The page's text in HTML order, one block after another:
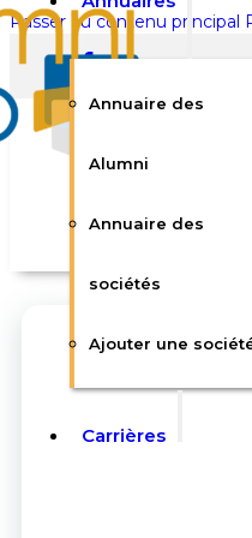
Passer au contenu principal
Rechercher
Annuaire des
Alumni
Annuaire des
sociétés
Ajouter une
Carrières